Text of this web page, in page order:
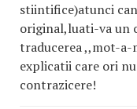
stiintifice)atunci
original,luati-va un
traducerea ,,mot-a-
explicatii care ori
contrazicere!